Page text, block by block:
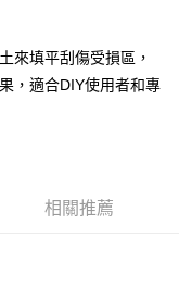
方式。 讓您購物簡單
至「AFTEE先享後付」
帳。
完成。
來填平刮傷受損區，
，適合DIY使用者和專
相關推薦